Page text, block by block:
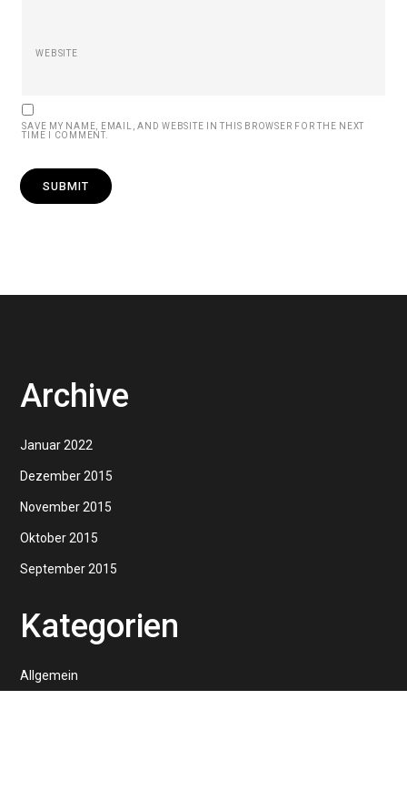
WEBSITE
SAVE MY NAME, EMAIL, AND WEBSITE IN THIS BROWSER FOR THE NEXT
TIME I COMMENT.
Archive
Januar 2022
Dezember 2015
November 2015
Oktober 2015
September 2015
Kategorien
Allgemein